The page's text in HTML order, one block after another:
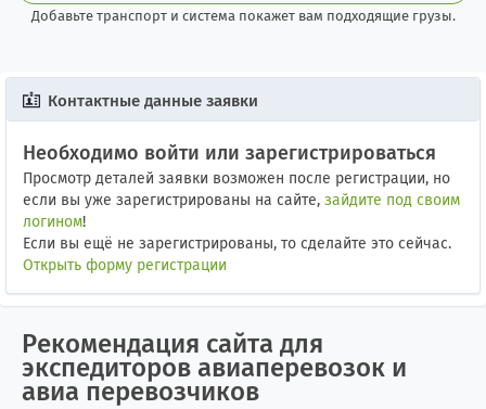
Добавьте транспорт и система покажет вам подходящие грузы.
Контактные данные заявки
Необходимо войти или зарегистрироваться
Просмотр деталей заявки возможен после регистрации, но
если вы уже зарегистрированы на сайте, зайдите под своим
логином!
Если вы ещё не зарегистрированы, то сделайте это сейчас.
Открыть форму регистрации
Рекомендация сайта для
экспедиторов авиаперевозок и
авиа перевозчиков